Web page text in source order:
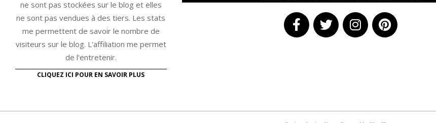
ne sont pas stockées sur le blog et elles
ne sont pas vendues à des tiers. Les stats
me permettent de savoir le nombre de
visiteurs sur le blog. L'affiliation me permet
de l'entretenir.
CLIQUEZ ICI POUR EN SAVOIR PLUS